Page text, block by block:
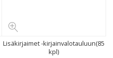
Lisäkirjaimet -kirjainvalotauluun(85
kpl)